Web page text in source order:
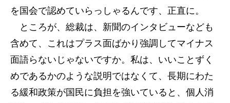
を国会で認めていらっしゃるんです、正直に。
ところが、総裁は、新聞のインタビューなども
含めて、これはプラス面ばかり強調してマイナス
面語らないじゃないですか。私は、いいことずく
めであるかのような説明ではなくて、長期にわた
る緩和政策が国民に負担を強いていると、個人消